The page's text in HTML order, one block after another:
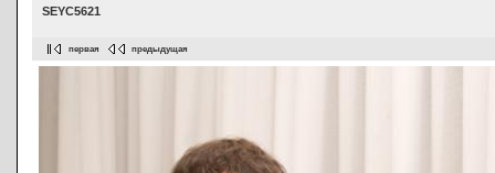
SEYC5621
первая предыдущая